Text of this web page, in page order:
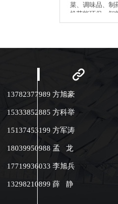
菜、调味品、制
机节能环保，智
控制精度高，并
酯保温材料，保
可烘烤瓜子、
仁、核桃、杏
红萝卜、土豆片
椒、大茴香、小
制。
13782377989 方旭豪
15333852885 方科举
15137453199 方军涛
18039950988 孟 龙
17719936033 李旭兵
13298210899 薛 静